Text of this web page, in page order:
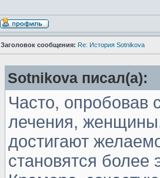
Заголовок сообщения: Re: История Sotnikova
Sotnikova писал(а):
Часто,
лечения,
достигают
становятся